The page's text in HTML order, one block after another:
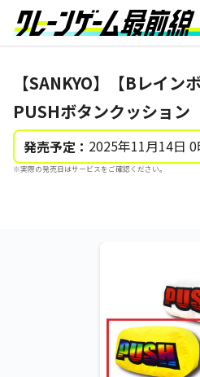
【SANKYO】【Bレイン
PUSHボタンクッション
発売予定： 2025年11月14日
※実際の発売日はサービスをご確認ください。